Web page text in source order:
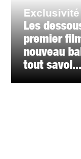
Exclusivité
Les
premier
nouveau
tout